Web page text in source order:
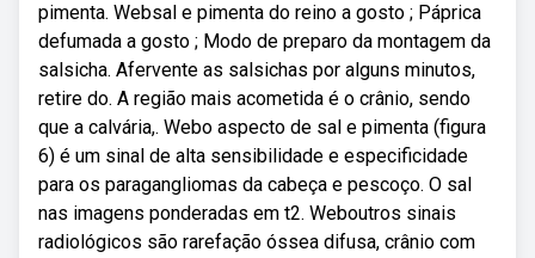
pimenta. Websal e pimenta do reino a gosto ; Páprica
defumada a gosto ; Modo de preparo da montagem da
salsicha. Afervente as salsichas por alguns minutos,
retire do. A região mais acometida é o crânio, sendo
que a calvária,. Webo aspecto de sal e pimenta (figura
6) é um sinal de alta sensibilidade e especificidade
para os paragangliomas da cabeça e pescoço. O sal
nas imagens ponderadas em t2. Weboutros sinais
radiológicos são rarefação óssea difusa, crânio com